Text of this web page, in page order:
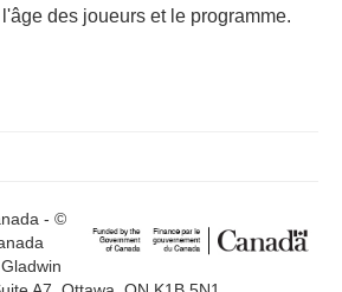
des joueurs et le programme.
- ©